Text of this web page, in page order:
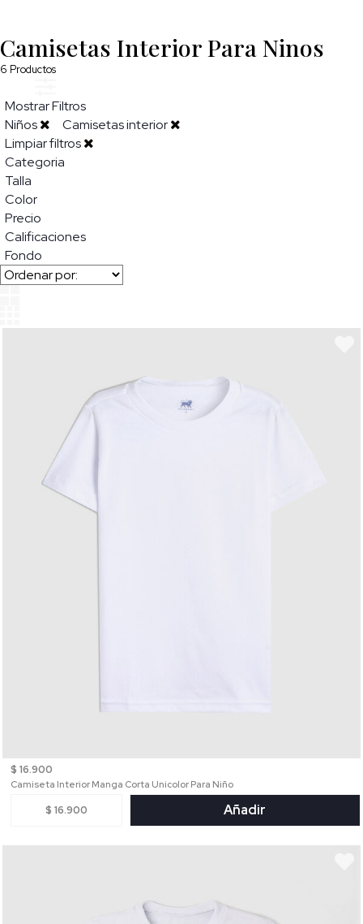
Camisetas Interior Para Ninos
6 Productos
Mostrar Filtros
Niños
Camisetas interior
Limpiar filtros
Categoria
Talla
Color
Precio
Calificaciones
Fondo
$ 16.900
Camiseta Interior Manga Corta Unicolor Para Niño
$ 16.900 Añadir